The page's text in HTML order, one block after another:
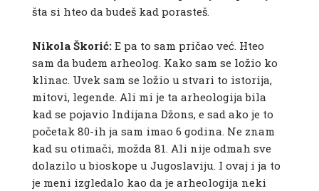
šta si hteo da budeš kad porasteš.
Nikola Škorić: E pa to sam pričao već. Hteo
sam da budem arheolog. Kako sam se ložio ko
klinac. Uvek sam se ložio u stvari to istorija,
mitovi, legende. Ali mi je ta arheologija bila
kad se pojavio Indijana Džons, e sad ako je to
početak 80-ih ja sam imao 6 godina. Ne znam
kad su otimači, možda 81. Ali nije odmah sve
dolazilo u bioskope u Jugoslaviju. I ovaj i ja to
je meni izgledalo kao da je arheologija neki